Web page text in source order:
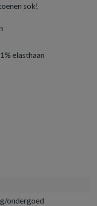
sok!
elasthaan
ondergoed